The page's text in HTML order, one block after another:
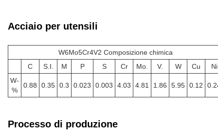
Acciaio per utensili
W6Mo5Cr4V2 Composizione chimica
C
S.I. M P S Cr Mo. V. W Cu
Ni
W-
%
0.88 0.35 0.3 0.023 0.003 4.03 4.81 1.86 5.95 0.12
Processo di produzione